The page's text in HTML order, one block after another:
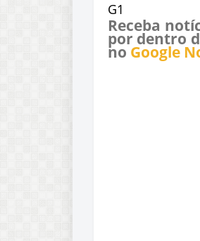
G1
Receba
por dentro
no Google